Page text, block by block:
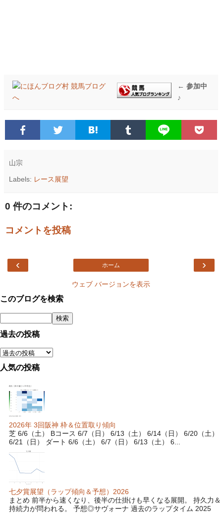
← 参加中
♪
山宗
Labels: レース展望
0 件のコメント:
コメントを投稿
‹ ›
ホーム
ウェブ バージョンを表示
このブログを検索
過去の投稿
人気の投稿
2026年 3回阪神 枠＆位置取り傾向
芝 6/6（土） Bコース 6/7（日） 6/13（土） 6/14（日） 6/20（土）
6/21（日） ダート 6/6（土） 6/7（日） 6/13（土） 6...
七夕賞展望（ラップ傾向＆予想）2026
まとめ 前半から速くなり、後半の仕掛けも早くなる展開。 持久力＆
持続力が問われる。 予想◎サヴォーナ 過去のラップタイム 2025